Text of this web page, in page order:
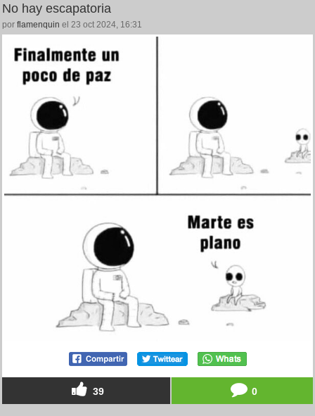
No hay escapatoria
por flamenquin el 23 oct 2024, 16:31
39 0